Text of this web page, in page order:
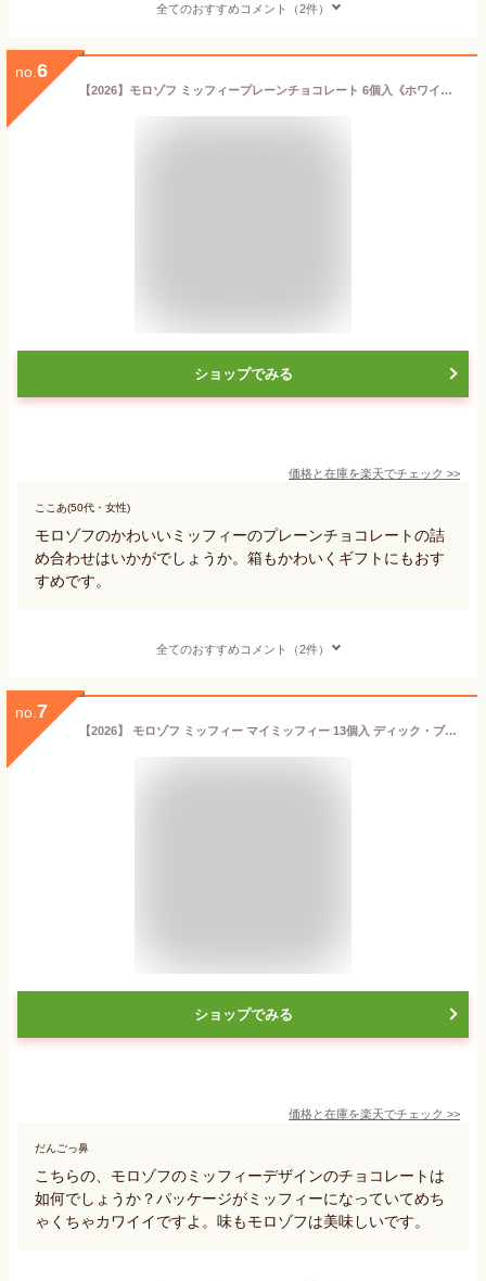
全てのおすすめコメント（2件）
no. 6
【2026】モロゾフ ミッフィープレーンチョコレート 6個入《ホワイトデー チョコ》ギフト用専用袋付き
ショップでみる
価格と在庫を楽天でチェック >>
ここあ(50代・女性)
モロゾフのかわいいミッフィーのプレーンチョコレートの詰
め合わせはいかがでしょうか。箱もかわいくギフトにもおす
すめです。
全てのおすすめコメント（2件）
no. 7
【2026】 モロゾフ ミッフィー マイミッフィー 13個入 ディック・ブルーナ by モロゾフ バレンタイン チョコ ギフト 手提げ袋つき
ショップでみる
価格と在庫を楽天でチェック >>
だんごっ鼻
こちらの、モロゾフのミッフィーデザインのチョコレートは
如何でしょうか？パッケージがミッフィーになっていてめち
ゃくちゃカワイイですよ。味もモロゾフは美味しいです。